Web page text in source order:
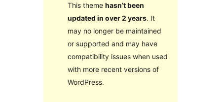
This theme hasn’t been
updated in over 2 years. It
may no longer be maintained
or supported and may have
compatibility issues when used
with more recent versions of
WordPress.